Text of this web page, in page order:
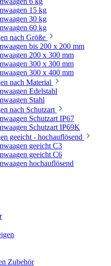
15 kg
30 kg
60 kg
nach Größe
bis 200 x 200 mm
200 x 300 mm
300 x 300 mm
300 x 400 mm
nach Material
Edelstahl
Stahl
nach Schutzart
Schutzart IP67
Schutzart IP69K
geeicht - hochauflösend
geeicht C3
geeicht C6
hochauflösend
Zubehör